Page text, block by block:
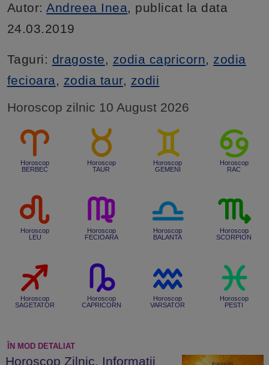
Autor:Andreea Inea, publicat la data
24.03.2019
Taguri: dragoste, zodia capricorn, zodia
fecioara, zodia taur, zodii
Horoscop zilnic 10 August 2026
Horoscop
BERBEC
Horoscop
TAUR
Horoscop
GEMENI
Horoscop
RAC
Horoscop
LEU
Horoscop
FECIOARA
Horoscop
BALANTA
Horoscop
SCORPION
Horoscop
SAGETATOR
Horoscop
CAPRICORN
Horoscop
VARSATOR
Horoscop
PESTI
ÎN MOD DETALIAT
Horoscop Zilnic. Informații